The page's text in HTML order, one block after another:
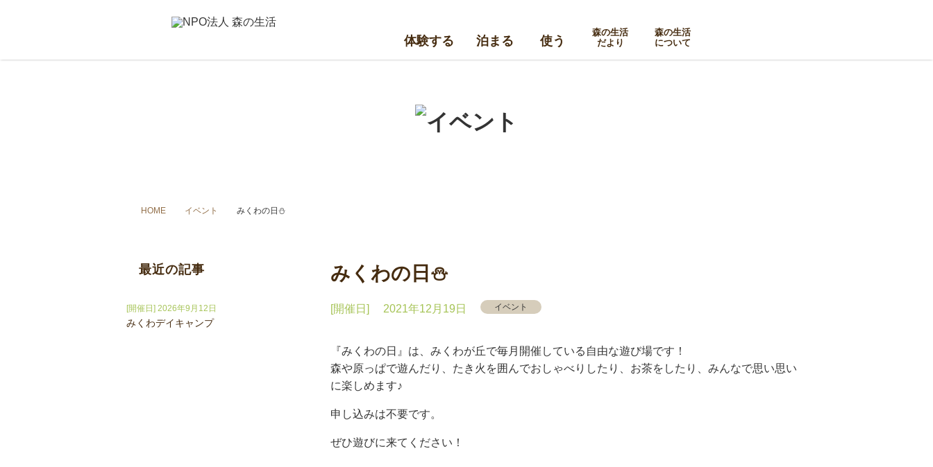
体験する 泊まる 使う
森の生活
だより
森の生活
について
HOME イベント みくわの日⛄️
みくわの日⛄️
[開催日] 2021年12月19日 イベント
『みくわの日』は、みくわが丘で毎月開催している自由な遊び場です！
森や原っぱで遊んだり、たき火を囲んでおしゃべりしたり、お茶をしたり、みんなで思い思い
に楽しめます♪
申し込みは不要です。
ぜひ遊びに来てください！
最近の記事
[開催日] 2026年9月12日
みくわデイキャンプ